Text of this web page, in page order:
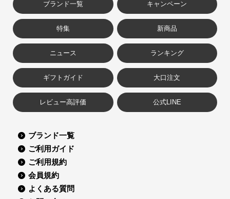
ブランド一覧 キャンペーン
特集 新商品
ニュース ランキング
ギフトガイド 大口注文
レビュー高評価 公式LINE
ブランド一覧
ご利用ガイド
ご利用規約
会員規約
よくある質問